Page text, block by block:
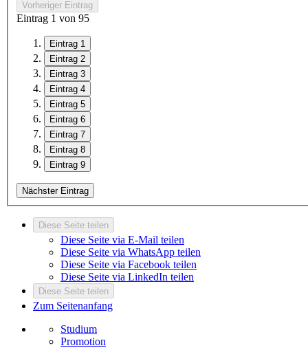
Vorheriger Eintrag
Eintrag 1 von 95
Eintrag 1
Eintrag 2
Eintrag 3
Eintrag 4
Eintrag 5
Eintrag 6
Eintrag 7
Eintrag 8
Eintrag 9
Nächster Eintrag
Diese Seite teilen
Diese Seite via E-Mail teilen
Diese Seite via WhatsApp teilen
Diese Seite via Facebook teilen
Diese Seite via LinkedIn teilen
Diese Seite teilen
Zum Seitenanfang
Studium
Promotion